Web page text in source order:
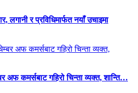
लगानी र प्रविधिमार्फत नयाँ उचाइमा
अफ कमर्सबाट गहिरो चिन्ता व्यक्त, शान्ति…